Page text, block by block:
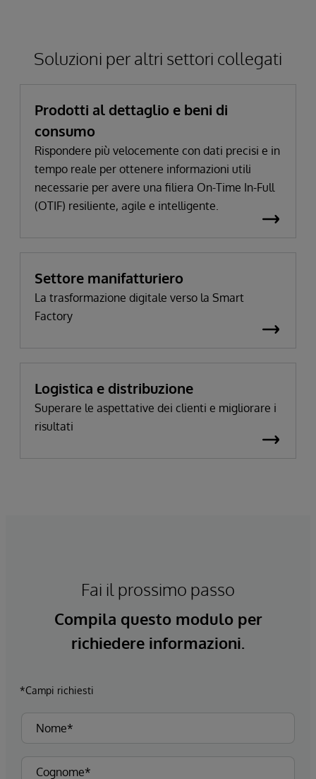
Soluzioni per altri settori collegati
Prodotti al dettaglio e beni di
consumo
Rispondere più velocemente con dati precisi e in
tempo reale per ottenere informazioni utili
necessarie per avere una filiera On-Time In-Full
(OTIF) resiliente, agile e intelligente.
Settore manifatturiero
La trasformazione digitale verso la Smart
Factory
Logistica e distribuzione
Superare le aspettative dei clienti e migliorare i
risultati
Fai il prossimo passo
Compila questo modulo per
richiedere informazioni.
*Campi richiesti